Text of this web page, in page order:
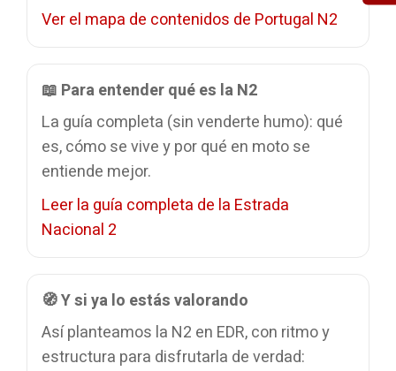
Ver el mapa de contenidos de Portugal N2
📖 Para entender qué es la N2
La guía completa (sin venderte humo): qué
es, cómo se vive y por qué en moto se
entiende mejor.
Leer la guía completa de la Estrada
Nacional 2
🧭 Y si ya lo estás valorando
Así planteamos la N2 en EDR, con ritmo y
estructura para disfrutarla de verdad: